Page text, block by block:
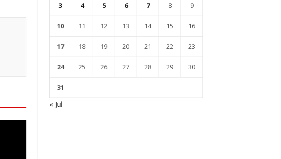
3 4 5 6 7 8 9
10 11 12 13 14 15 16
17 18 19 20 21 22 23
24 25 26 27 28 29 30
31
« Jul